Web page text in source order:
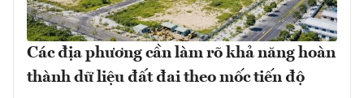
Các địa phương cần làm rõ khả năng hoàn
thành dữ liệu đất đai theo mốc tiến độ